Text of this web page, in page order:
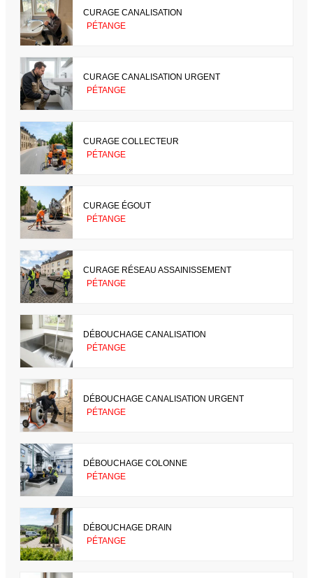
CURAGE CANALISATION
PÉTANGE
CURAGE CANALISATION URGENT
PÉTANGE
CURAGE COLLECTEUR
PÉTANGE
CURAGE ÉGOUT
PÉTANGE
CURAGE RÉSEAU ASSAINISSEMENT
PÉTANGE
DÉBOUCHAGE CANALISATION
PÉTANGE
DÉBOUCHAGE CANALISATION URGENT
PÉTANGE
DÉBOUCHAGE COLONNE
PÉTANGE
DÉBOUCHAGE DRAIN
PÉTANGE